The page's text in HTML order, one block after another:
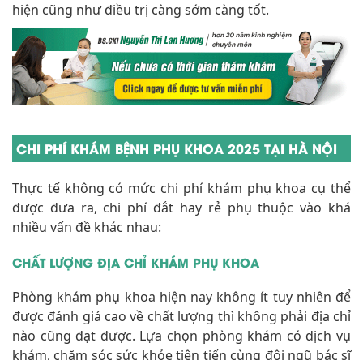
hiện cũng như điều trị càng sớm càng tốt.
CHI PHÍ KHÁM BỆNH PHỤ KHOA 2025 TẠI HÀ NỘI
Thực tế không có mức chi phí khám phụ khoa cụ thể
được đưa ra, chi phí đắt hay rẻ phụ thuộc vào khá
nhiều vấn đề khác nhau:
CHẤT LƯỢNG ĐỊA CHỈ KHÁM PHỤ KHOA
Phòng khám phụ khoa hiện nay không ít tuy nhiên để
được đánh giá cao về chất lượng thì không phải địa chỉ
nào cũng đạt được. Lựa chọn phòng khám có dịch vụ
khám, chăm sóc sức khỏe tiên tiến cùng đội ngũ bác sĩ